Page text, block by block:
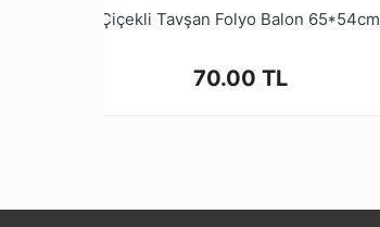
Çiçekli Tavşan Folyo Balon 65*54cm
70.00 TL